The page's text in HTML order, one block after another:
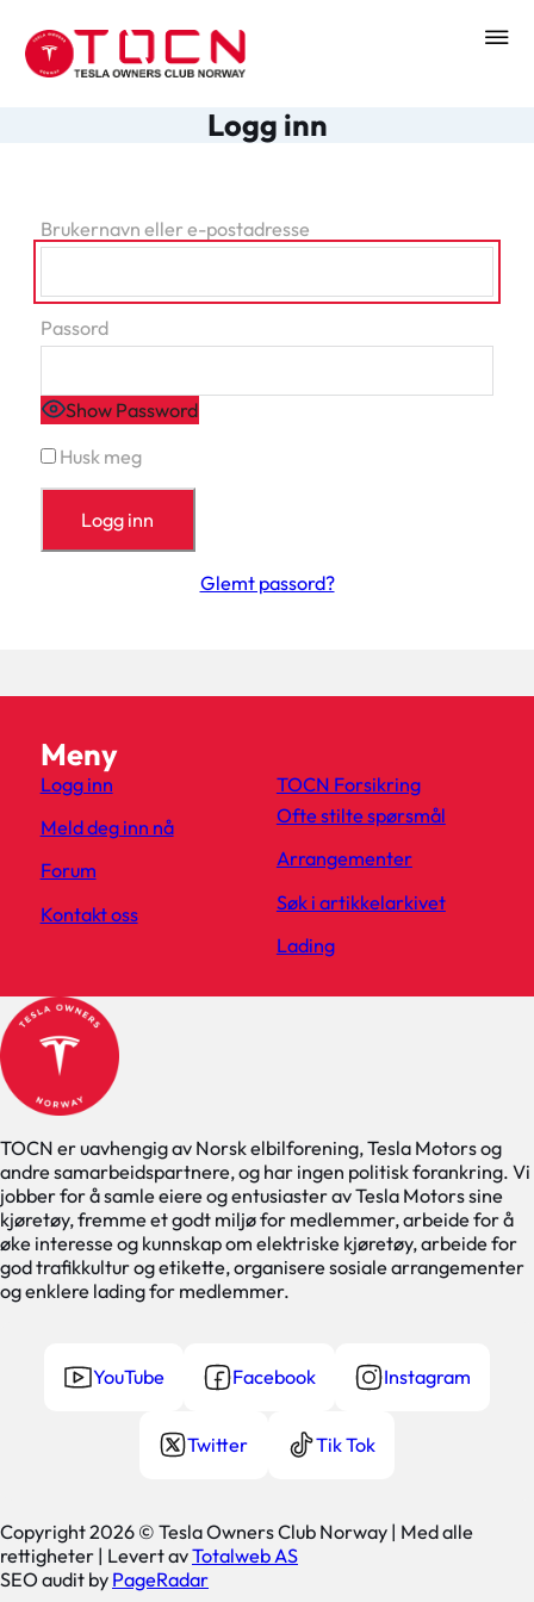
Logg inn
Brukernavn eller e-postadresse
Passord
Show Password
Husk meg
Glemt passord?
TOCN er uavhengig av Norsk elbilforening, Tesla Motors og
andre samarbeidspartnere, og har ingen politisk forankring. Vi
jobber for å samle eiere og entusiaster av Tesla Motors sine
kjøretøy, fremme et godt miljø for medlemmer, arbeide for å
øke interesse og kunnskap om elektriske kjøretøy, arbeide for
god trafikkultur og etikette, organisere sosiale arrangementer
og enklere lading for medlemmer.
YouTube Facebook Instagram
Twitter Tik Tok
Copyright 2026 © Tesla Owners Club Norway | Med alle
rettigheter | Levert avTotalweb AS
SEO audit by PageRadar
Meny
Logg inn
Meld deg inn nå
Forum
Kontakt oss
TOCN Forsikring
Ofte stilte spørsmål
Arrangementer
Søk i artikkelarkivet
Lading